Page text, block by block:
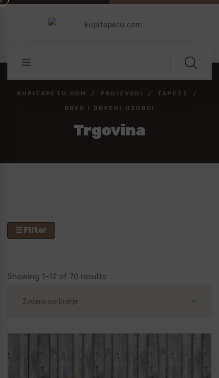
KUPITAPETU.COM PROIZVODI TAPETE
DRVO I DRVENI UZORCI
Trgovina
☰ Filter
Showing 1–12 of 70 results